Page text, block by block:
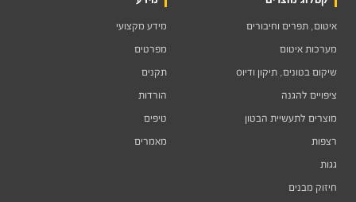
איטום, תפרים וחיבורים
מערכות איטום
שיקום בטונים, תיקון ודיוס
ציפויים להגנה
מוצרים לתעשיית הבטון
רצפות
גגות
חיזוק מבנים
מידע מקצועי
מפרטים
תקנים
הורדות
טיפים
מאמרים